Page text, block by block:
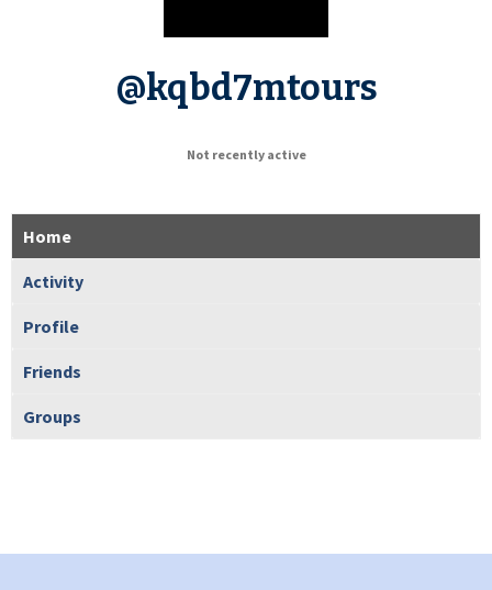
@kqbd7mtours
Not recently active
Home
Activity
Profile
Friends
Groups